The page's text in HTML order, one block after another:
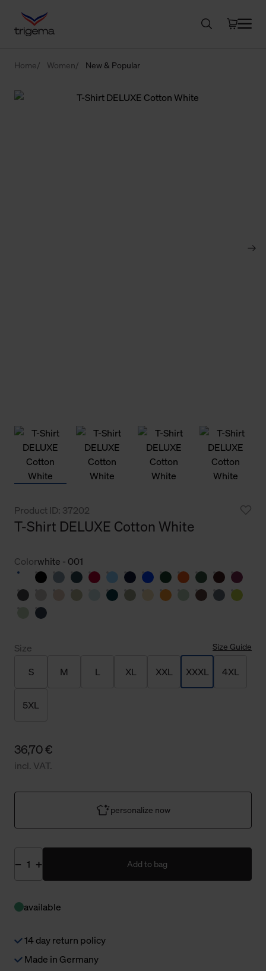
Home Women New & Popular
Product ID: 37202
T-Shirt DELUXE Cotton White
Colorwhite - 001
Size Size Guide
S M L XL XXL XXXL 4XL
5XL
36,70 €
incl. VAT.
personalize now
Add to bag
available
14 day return policy
Made in Germany